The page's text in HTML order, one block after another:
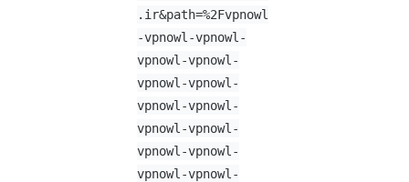
.ir&path=%2Fvpnowl
-vpnowl-vpnowl-
vpnowl-vpnowl-
vpnowl-vpnowl-
vpnowl-vpnowl-
vpnowl-vpnowl-
vpnowl-vpnowl-
vpnowl-vpnowl-